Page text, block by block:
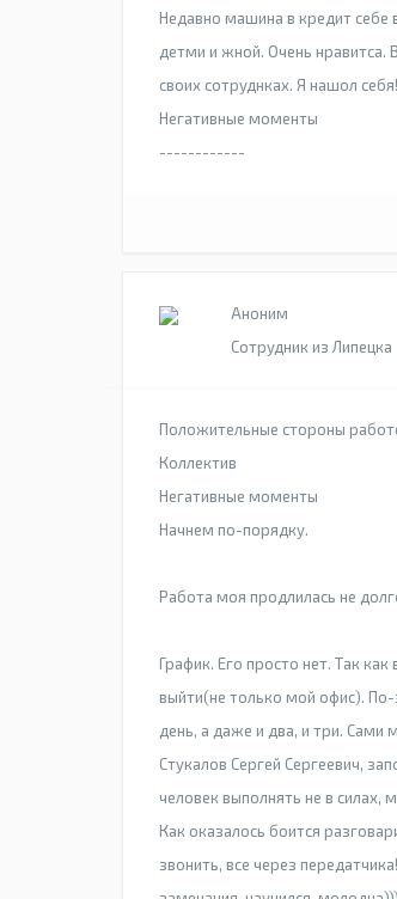
Недавно машина в кредит себе
детми и жной. Очень нравитса.
своих сотруднках. Я нашол себя!
Негативные моменты
------------
Аноним
Сотрудник из Липецка
Положительные стороны
Коллектив
Негативные моменты
Начнем по-порядку.
Работа моя продлилась не
График. Его просто нет. Так
выйти(не только мой офис).
день, а даже и два, и три. Сами
Стукалов Сергей Сергеевич,
человек выполнять не в силах,
Как оказалось боится
звонить, все через